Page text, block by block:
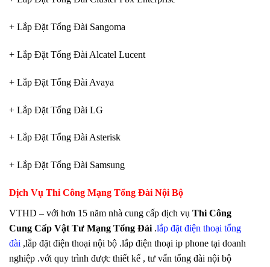
+ Lắp Đặt Tổng Đài Sangoma
+ Lắp Đặt Tổng Đài Alcatel Lucent
+ Lắp Đặt Tổng Đài Avaya
+ Lắp Đặt Tổng Đài LG
+ Lắp Đặt Tổng Đài Asterisk
+ Lắp Đặt Tổng Đài Samsung
Dịch Vụ Thi Công Mạng Tổng Đài Nội Bộ
VTHD – với hơn 15 năm nhà cung cấp dịch vụ Thi Công
Cung Cấp Vật Tư Mạng Tổng Đài .lắp đặt điện thoại tổng
đài ,lắp đặt điện thoại nội bộ .lắp điện thoại ip phone tại doanh
nghiệp .với quy trình được thiết kế , tư vấn tổng đài nội bộ